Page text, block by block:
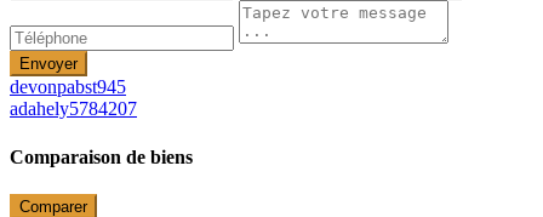
Envoyer
devonpabst945
adahely5784207
Comparaison de biens
Comparer